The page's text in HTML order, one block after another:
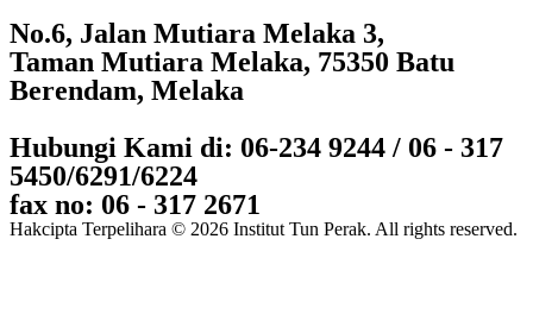
No.6, Jalan Mutiara Melaka 3,
Taman Mutiara Melaka, 75350 Batu
Berendam, Melaka
Hubungi Kami di: 06-234 9244 / 06 - 317
5450/6291/6224
fax no: 06 - 317 2671
Hakcipta Terpelihara © 2026 Institut Tun Perak. All rights reserved.